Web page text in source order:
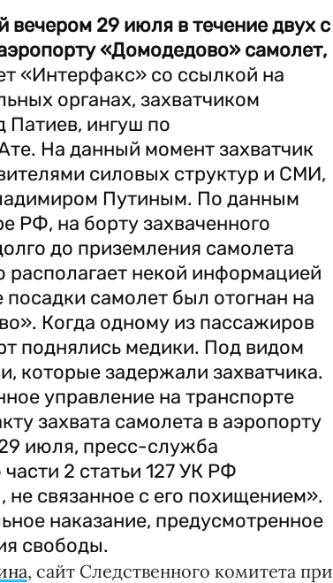
вечером 29 июля в течение двух с
«Домодедово» самолет,
«Интерфакс» со ссылкой на
органах, захватчиком
Патиев, ингуш по
На данный момент захватчик
силовых структур и СМИ,
Путиным. По данным
РФ, на борту захваченного
до приземления самолета
некой информацией
самолет был отогнан на
Когда одному из пассажиров
поднялись медики. Под видом
которые задержали захватчика.
управление на транспорте
захвата самолета в аэропорту
июля, пресс-служба
2 статьи 127 УК РФ
связанное с его похищением».
наказание, предусмотренное
свободы.
, сайт Следственного комитета при